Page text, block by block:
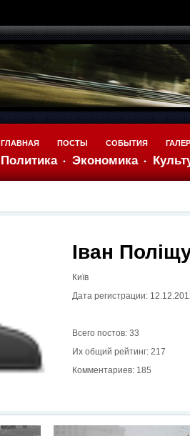
ГЛАВНАЯ
Политика Экономика
ПОСТЫ СОБЫТИЯ
Іван
Київ
Дата регистрации:
Всего постов: 33
Их общий рейтинг: 217
Комментариев: 185